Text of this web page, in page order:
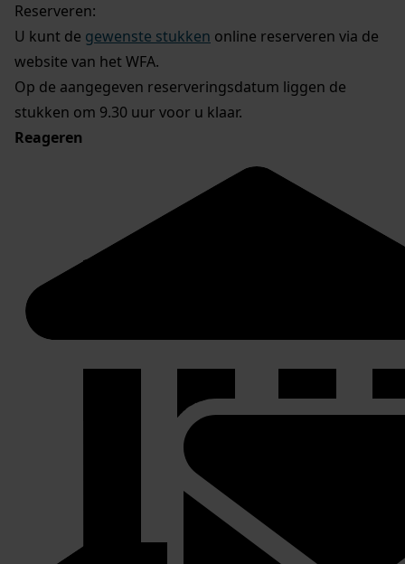
Reserveren:
U kunt de gewenste stukken online reserveren via de
website van het WFA.
Op de aangegeven reserveringsdatum liggen de
stukken om 9.30 uur voor u klaar.
Reageren